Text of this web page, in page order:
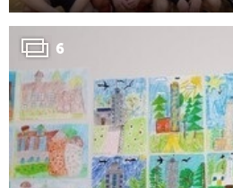
6